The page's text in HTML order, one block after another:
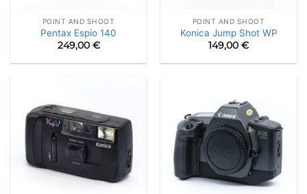
POINT AND SHOOT
Pentax Espio 140
249,00 €
POINT AND SHOOT
Konica Jump Shot WP
149,00 €